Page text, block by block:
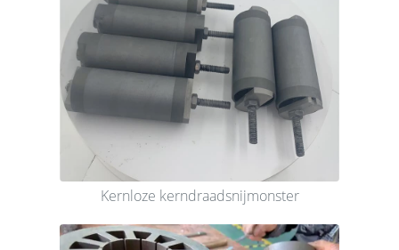
Kernloze kerndraadsnijmonster